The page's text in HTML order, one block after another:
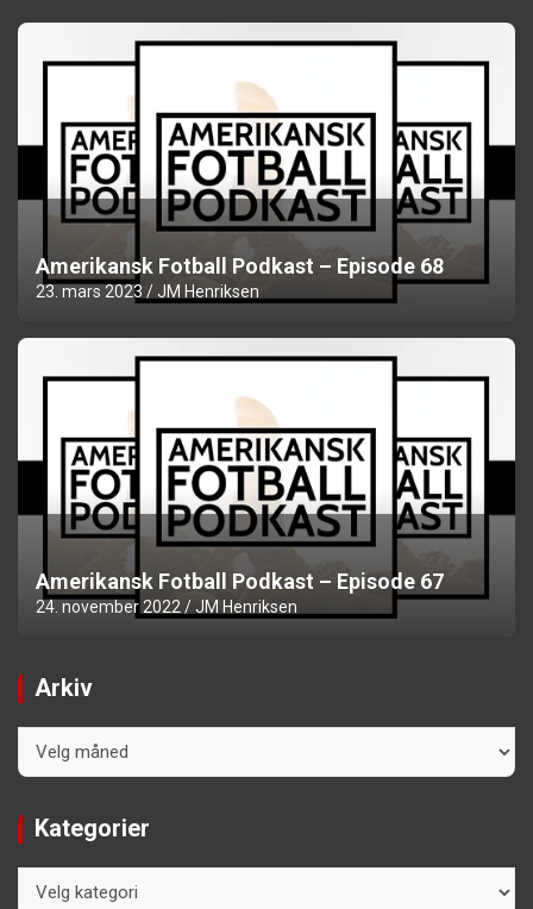
Amerikansk Fotball Podkast – Episode 68
23. mars 2023 JM Henriksen
Amerikansk Fotball Podkast – Episode 67
24. november 2022 JM Henriksen
Arkiv
Kategorier